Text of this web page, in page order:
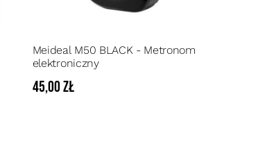
Meideal M50 BLACK - Metronom
elektroniczny
45,00 zł